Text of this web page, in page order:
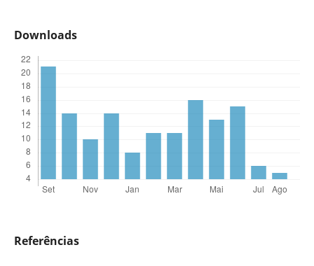
Downloads
Referências